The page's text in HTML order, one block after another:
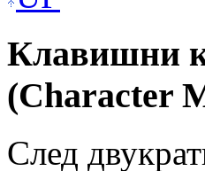
Клавишни
(Character
След